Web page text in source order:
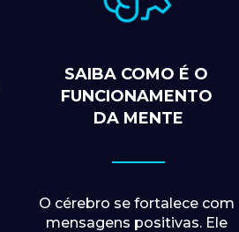
SAIBA COMO É O
FUNCIONAMENTO
DA MENTE
O cérebro se fortalece com
mensagens positivas. Ele